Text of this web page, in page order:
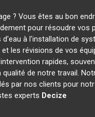
? Vous êtes au bon
pour résoudre vos
à l'installation de
les révisions de vos
rapides,
de notre travail.
par nos clients pour
experts Decize